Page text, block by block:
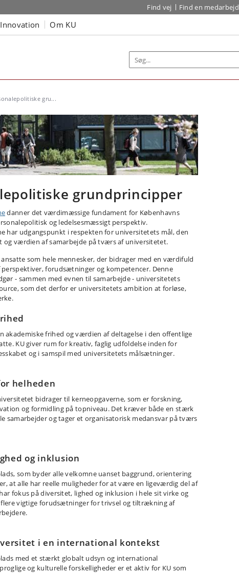
Find vej Find en
Innovation Om KU
gru...
grundprincipper
danner det værdimæssige fundament for Københavns
og ledelsesmæssigt perspektiv.
har udgangspunkt i respekten for universitetets mål, den
og værdien af samarbejde på tværs af universitetet.
som hele mennesker, der bidrager med en værdifuld
forudsætninger og kompetencer. Denne
- sammen med evnen til samarbejde - universitetets
som det derfor er universitetets ambition at forløse,
akademiske frihed og værdien af deltagelse i den offentlige
KU giver rum for kreativ, faglig udfoldelse inden for
og i samspil med universitetets målsætninger.
helheden
bidrager til kerneopgaverne, som er forskning,
og formidling på topniveau. Det kræver både en stærk
samarbejder og tager et organisatorisk medansvar på tværs
og inklusion
som byder alle velkomne uanset baggrund, orientering
at alle har reelle muligheder for at være en ligeværdig del af
fokus på diversitet, lighed og inklusion i hele sit virke og
flere vigtige forudsætninger for trivsel og tiltrækning af
i en international kontekst
med et stærkt globalt udsyn og international
og kulturelle forskelligheder er et aktiv for KU som